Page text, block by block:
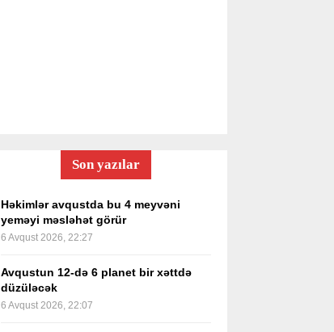
Son yazılar
Həkimlər avqustda bu 4 meyvəni
yeməyi məsləhət görür
6 Avqust 2026, 22:27
Avqustun 12-də 6 planet bir xəttdə
düzüləcək
6 Avqust 2026, 22:07